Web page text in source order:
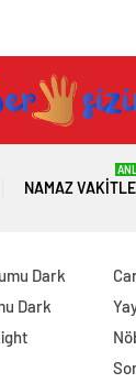
NAMAZ
Dark
Dark